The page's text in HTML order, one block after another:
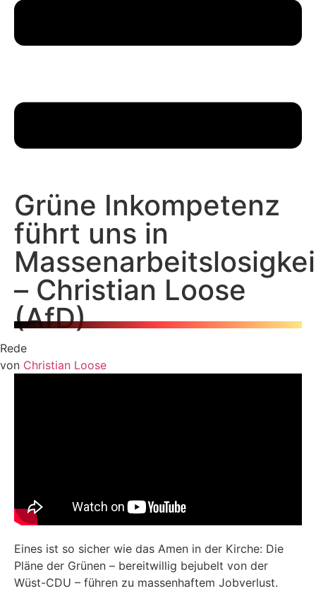
Grüne Inkompetenz
führt uns in
– Christian Loose
(AfD)
Rede
von Christian Loose
Eines ist so sicher wie das Amen in der Kirche: Die
Pläne der Grünen – bereitwillig bejubelt von der
Wüst-CDU – führen zu massenhaftem Jobverlust.